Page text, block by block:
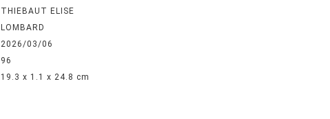
THIEBAUT ELISE
LOMBARD
2026/03/06
96
19.3 x 1.1 x 24.8 cm